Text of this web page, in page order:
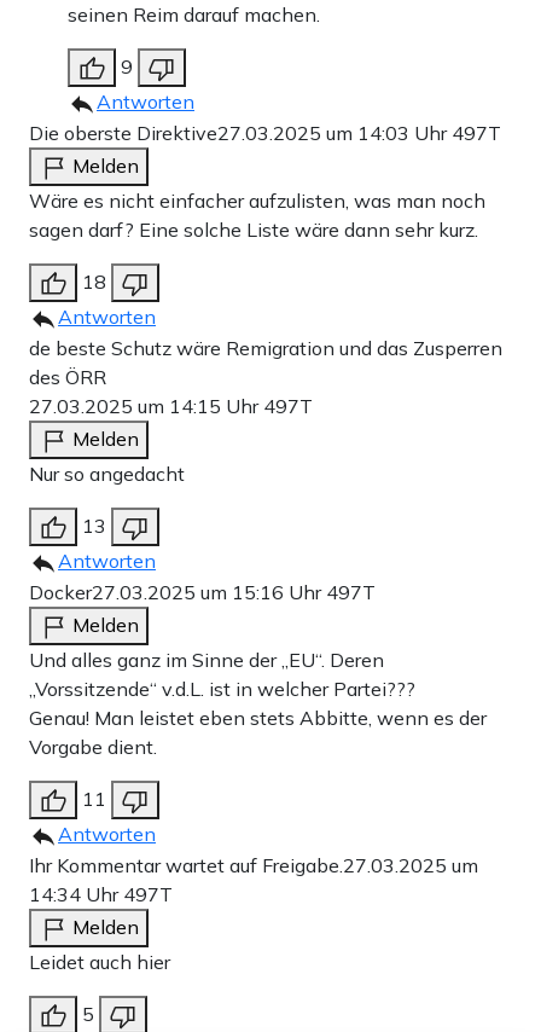
seinen Reim darauf machen.
9
Antworten
Die oberste Direktive27.03.2025 um 14:03 Uhr 497T
Melden
Wäre es nicht einfacher aufzulisten, was man noch
sagen darf? Eine solche Liste wäre dann sehr kurz.
18
Antworten
de beste Schutz wäre Remigration und das Zusperren
des ÖRR
27.03.2025 um 14:15 Uhr 497T
Melden
Nur so angedacht
13
Antworten
Docker27.03.2025 um 15:16 Uhr 497T
Melden
Und alles ganz im Sinne der „EU“. Deren
„Vorssitzende“ v.d.L. ist in welcher Partei???
Genau! Man leistet eben stets Abbitte, wenn es der
Vorgabe dient.
11
Antworten
Ihr Kommentar wartet auf Freigabe. 27.03.2025 um
14:34 Uhr 497T
Melden
Leidet auch hier
5